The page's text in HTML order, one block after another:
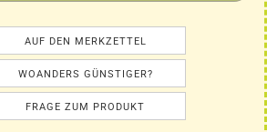
AUF DEN MERKZETTEL
WOANDERS GÜNSTIGER?
FRAGE ZUM PRODUKT